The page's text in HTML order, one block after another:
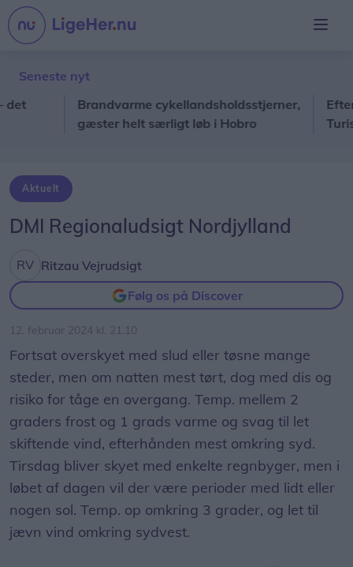
Seneste nyt
Brandvarme cykellandsholdsstjerner,
gæster helt særligt løb i Hobro
Efter 38
Aktuelt
DMI Regionaludsigt Nordjylland
Ritzau Vejrudsigt
Følg os på Discover
12. februar 2024 kl. 21.10
Fortsat overskyet med slud eller tøsne mange
steder, men om natten mest tørt, dog med dis og
risiko for tåge en overgang. Temp. mellem 2
graders frost og 1 grads varme og svag til let
skiftende vind, efterhånden mest omkring syd.
Tirsdag bliver skyet med enkelte regnbyger, men i
løbet af dagen vil der være perioder med lidt eller
nogen sol. Temp. op omkring 3 grader, og let til
jævn vind omkring sydvest.